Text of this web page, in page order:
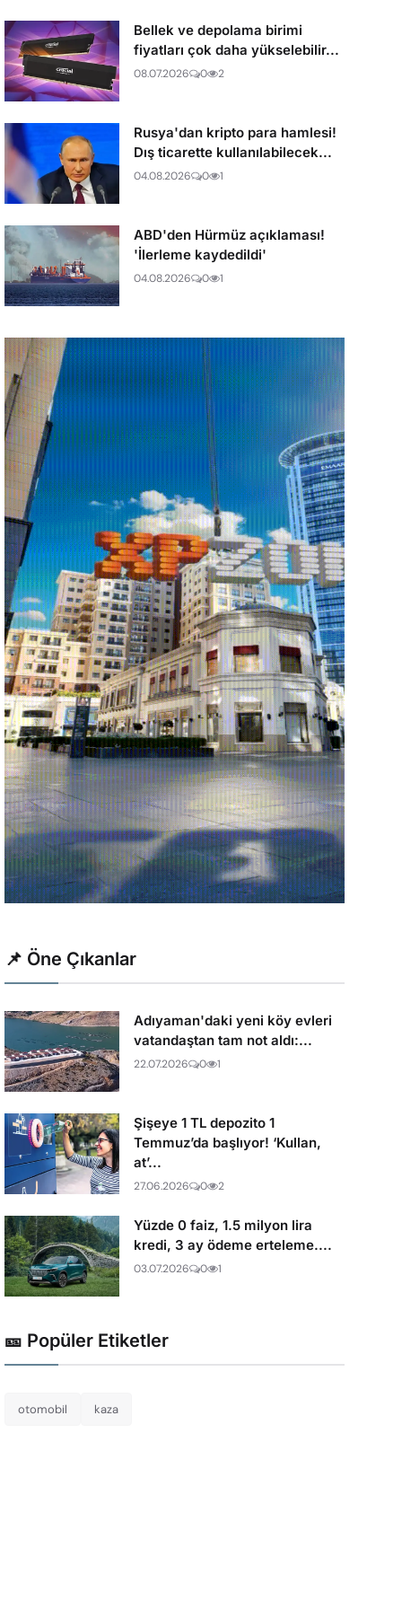
Bellek ve depolama birimi
fiyatları çok daha yükselebilir...
08.07.2026 0 2
Rusya'dan kripto para hamlesi!
Dış ticarette kullanılabilecek...
04.08.2026 0 1
ABD'den Hürmüz açıklaması!
'İlerleme kaydedildi'
04.08.2026 0 1
📌 Öne Çıkanlar
Adıyaman'daki yeni köy evleri
vatandaştan tam not aldı:...
22.07.2026 0 1
Şişeye 1 TL depozito 1
Temmuz’da başlıyor! ‘Kullan,
at’...
27.06.2026 0 2
Yüzde 0 faiz, 1.5 milyon lira
kredi, 3 ay ödeme erteleme....
03.07.2026 0 1
🎫 Popüler Etiketler
otomobil kaza